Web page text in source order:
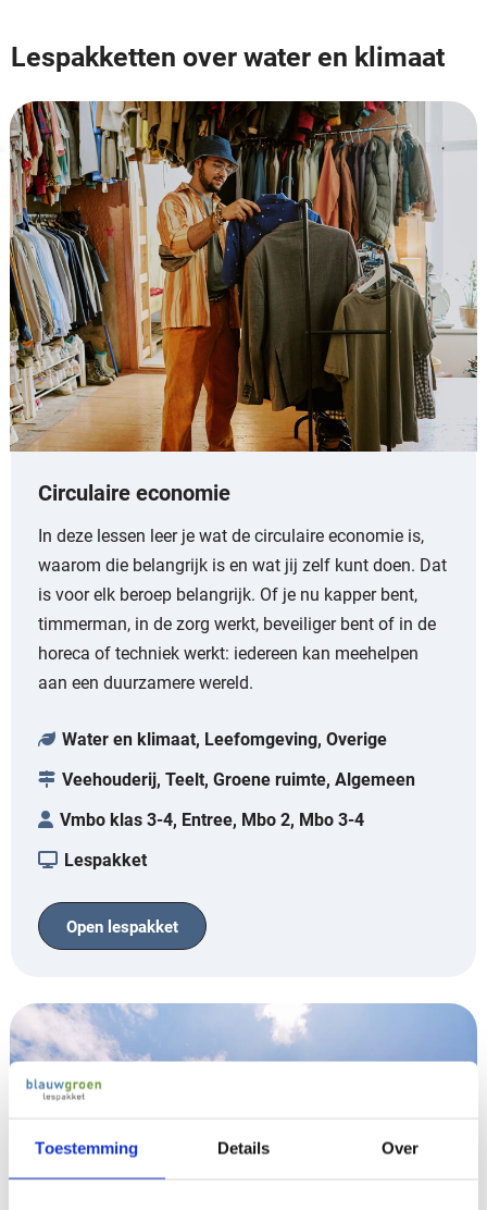
Toestemming Details Over
Lespakketten over water en klimaat
Circulaire economie
In deze lessen leer je wat de circulaire economie is,
waarom die belangrijk is en wat jij zelf kunt doen. Dat
is voor elk beroep belangrijk. Of je nu kapper bent,
timmerman, in de zorg werkt, beveiliger bent of in de
horeca of techniek werkt: iedereen kan meehelpen
aan een duurzamere wereld.
Water en klimaat, Leefomgeving, Overige
Veehouderij, Teelt, Groene ruimte, Algemeen
Vmbo klas 3-4, Entree, Mbo 2, Mbo 3-4
Lespakket
Open lespakket